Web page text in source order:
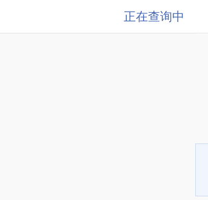
正在查询中